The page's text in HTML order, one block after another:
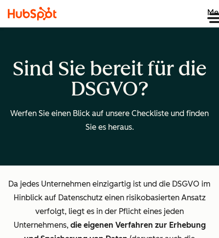
Sind Sie bereit für die
DSGVO?
Werfen Sie einen Blick auf unsere Checkliste und finden
Sie es heraus.
Da jedes Unternehmen einzigartig ist und die DSGVO im
Hinblick auf Datenschutz einen risikobasierten Ansatz
verfolgt, liegt es in der Pflicht eines jeden
Unternehmens, die eigenen Verfahren zur Erhebung